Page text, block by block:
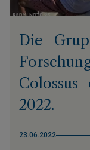
Die
2022.
23.06.2022